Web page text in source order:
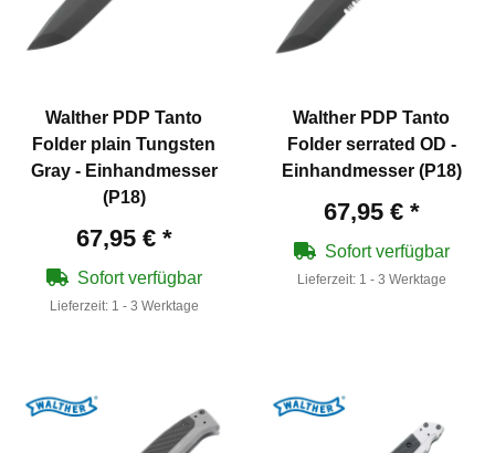
Walther PDP Tanto
Folder plain Tungsten
Gray - Einhandmesser
(P18)
67,95 € *
Sofort verfügbar
Lieferzeit: 1 - 3 Werktage
Walther PDP Tanto
Folder serrated OD -
Einhandmesser (P18)
67,95 € *
Sofort verfügbar
Lieferzeit: 1 - 3 Werktage